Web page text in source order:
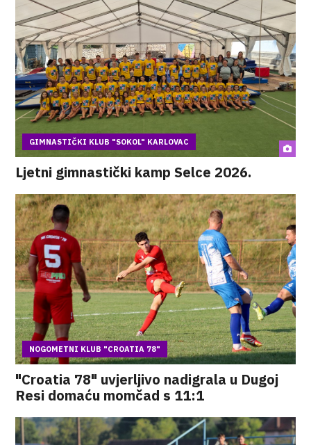
GIMNASTIČKI KLUB "SOKOL" KARLOVAC
Ljetni gimnastički kamp Selce 2026.
NOGOMETNI KLUB "CROATIA 78"
"Croatia 78" uvjerljivo nadigrala u Dugoj
Resi domaću momčad s 11:1